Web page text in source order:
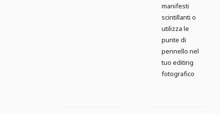
manifesti
scintillanti o
utilizza le
punte di
pennello nel
tuo editing
fotografico